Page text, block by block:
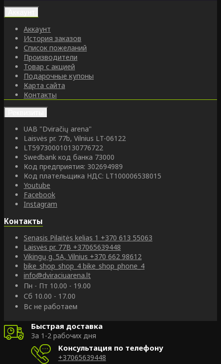
Аккаунт
История заказов
Список пожеланий
Производители
Товар с акцией
Подарочные купоны
Карта сайта
Контакты
UAB "Dviračių arena"
Laisvės pr. 77b, Vilnius LT-06122
LT597300010130776722
Swedbank код банка 73000
Код предприятия: 302694989
Код плательщика НДС: LT100006538015
Youtube
Facebook
Instagram
Контакты
Senasis Pilaitės kelias 1 +370 613 55063
Laisvės pr. 77B +37065639448
Vikingų g. 5A, Vilnius +370 662 98612
bike_shop_shop_4 bike_shop_phone_4
info@dviraciuarena.lt
Пн - Пт 10.00 - 19.00
Сб 10.00 - 17.00
Вс не работаем
Быстрая доставка
За 1-2 рабочих дня
Консультация по телефону
+37065639448